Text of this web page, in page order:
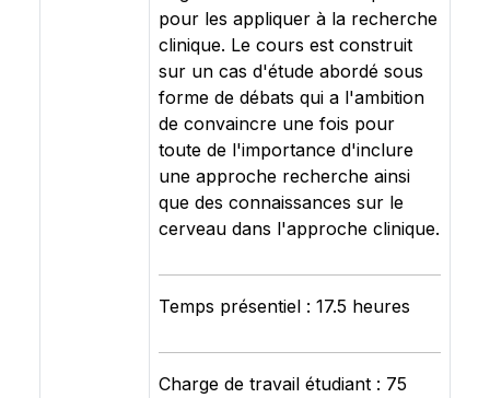
pour les appliquer à la recherche
clinique. Le cours est construit
sur un cas d'étude abordé sous
forme de débats qui a l'ambition
de convaincre une fois pour
toute de l'importance d'inclure
une approche recherche ainsi
que des connaissances sur le
cerveau dans l'approche clinique.
Temps présentiel : 17.5 heures
Charge de travail étudiant : 75